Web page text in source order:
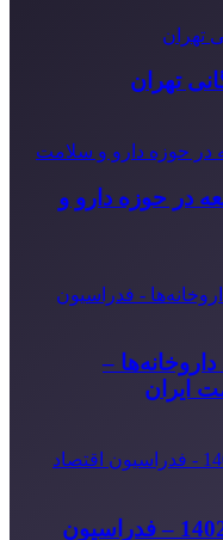
تهران
در حوزه دارو و
–
ایران
جشنواره امین‌الضرب 1402 – فدراسیون